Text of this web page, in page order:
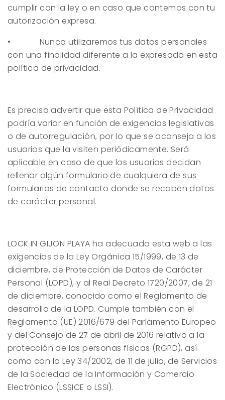
cumplir con la ley o en caso que contemos con tu
autorización expresa.
• Nunca utilizaremos tus datos personales
con una finalidad diferente a la expresada en esta
política de privacidad.
Es preciso advertir que esta Política de Privacidad
podría variar en función de exigencias legislativas
o de autorregulación, por lo que se aconseja a los
usuarios que la visiten periódicamente. Será
aplicable en caso de que los usuarios decidan
rellenar algún formulario de cualquiera de sus
formularios de contacto donde se recaben datos
de carácter personal.
LOCK IN GIJON PLAYA ha adecuado esta web a las
exigencias de la Ley Orgánica 15/1999, de 13 de
diciembre, de Protección de Datos de Carácter
Personal (LOPD), y al Real Decreto 1720/2007, de 21
de diciembre, conocido como el Reglamento de
desarrollo de la LOPD. Cumple también con el
Reglamento (UE) 2016/679 del Parlamento Europeo
y del Consejo de 27 de abril de 2016 relativo a la
protección de las personas físicas (RGPD), así
como con la Ley 34/2002, de 11 de julio, de Servicios
de la Sociedad de la Información y Comercio
Electrónico (LSSICE o LSSI).